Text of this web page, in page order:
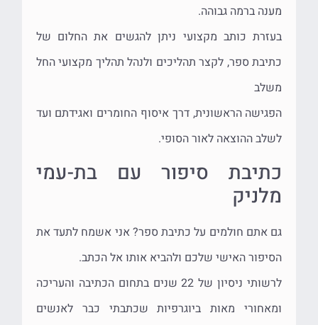
מענה ברמה גבוהה.
בעזרת כותב מקצועי ניתן להגשים את החלום של
כתיבת ספר, לקצר תהליכים ולנהל תהליך מקצועי החל
משלב
הפגישה הראשונית, דרך איסוף החומרים ואגידתם ועד
לשלב ההוצאה לאור הסופי.
כתיבת סיפור עם בת-עמי
מלניק
גם אתם חולמים על כתיבת ספר? אני אשמח לתעד את
הסיפור האישי שלכם ולהביא אותו אל הכתב.
לרשותי ניסיון של 22 שנים בתחום הכתיבה והעריכה
ומאחורי מאות ביוגרפיות שכתבתי כבר לאנשים